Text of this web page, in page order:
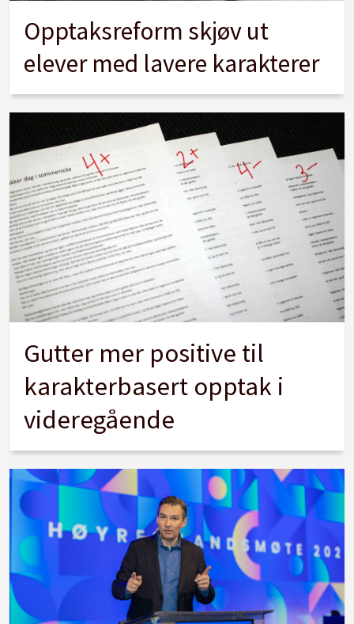
Opptaksreform skjøv ut
elever med lavere karakterer
Gutter mer positive til
karakterbasert opptak i
videregående